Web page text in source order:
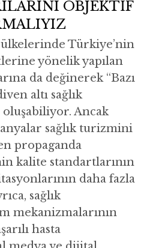
OBJEKTİF
ülkelerinde Türkiye’nin
yönelik yapılan
da değinerek “Bazı
altı sağlık
Ancak
sağlık turizmini
propaganda
kalite standartlarının
daha fazla
sağlık
mekanizmalarının
hasta